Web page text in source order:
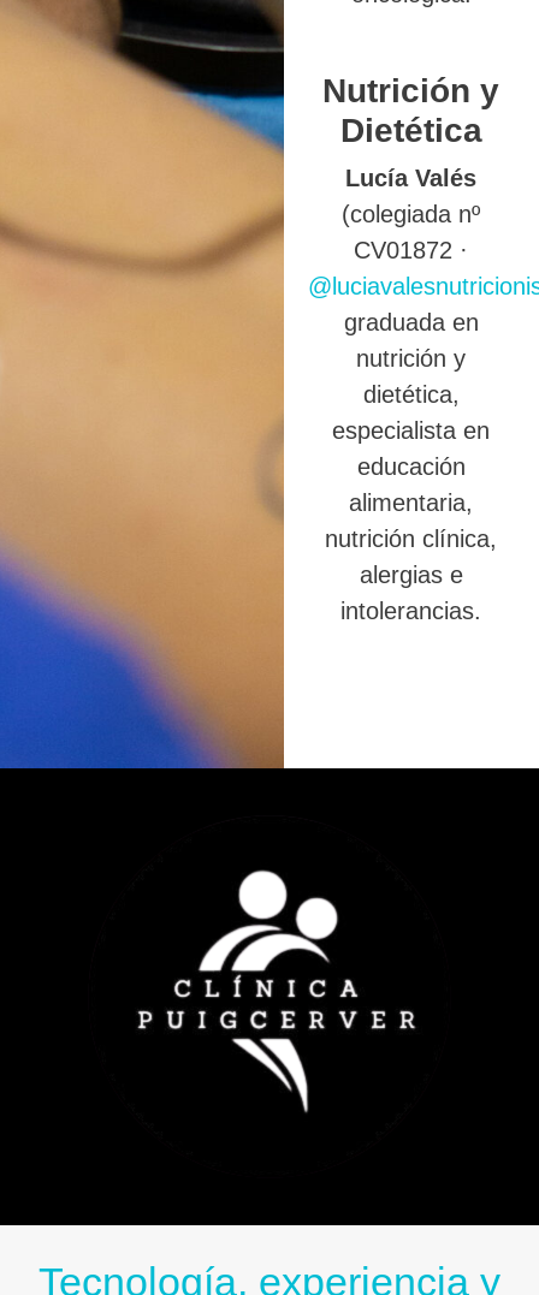
Nutrición y
Dietética
Lucía Valés
(colegiada nº
CV01872 ·
graduada en
nutrición y
dietética,
especialista en
educación
alimentaria,
nutrición clínica,
alergias e
intolerancias.
Tecnología, experiencia y